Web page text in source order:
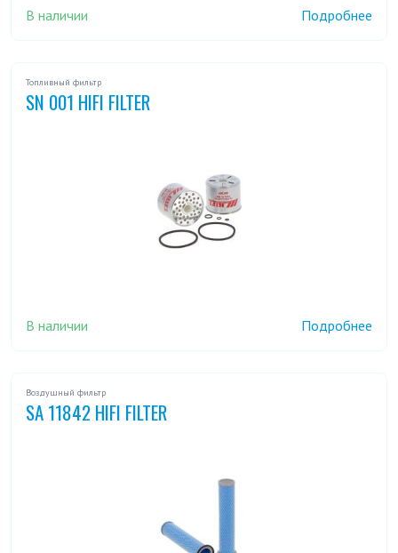
В наличии Подробнее
Топливный фильтр
SN 001 HIFI FILTER
В наличии Подробнее
Воздушный фильтр
SA 11842 HIFI FILTER